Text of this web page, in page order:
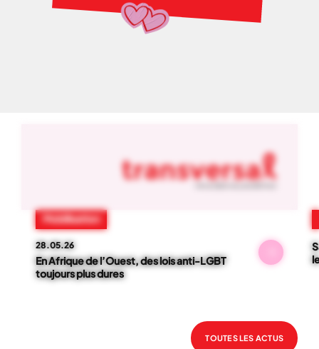
NOS ACTUS
Mobilisation
28.05.26
En Afrique de l’Ouest, des lois anti-LGBT
toujours plus dures
TOUTES LES ACTUS